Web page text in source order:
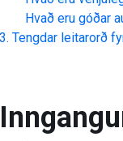
Hvað eru góðar
Tengdar leitarorð